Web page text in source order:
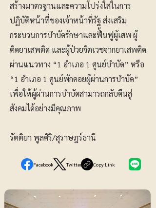
สร้างมาตรฐานและความโปร่งใสในการ
ปฏิบัติหน้าที่ของเจ้าหน้าที่รัฐ ส่งเสริม
กระบวนการบำบัดรักษาและฟื้นฟูผู้เสพ ผู้
ติดยาเสพติด และผู้ป่วยจิตเวชจากยาเสพติด
ผ่านแนวทาง “1 อำเภอ 1 ศูนย์บำบัด” หรือ
“1 อำเภอ 1 ศูนย์พักคอยผู้ผ่านการบำบัด”
เพื่อให้ผู้ผ่านการบำบัดสามารถกลับคืนสู่
สังคมได้อย่างมีคุณภาพ
รัตติยา พูลศิริ/สุราษฎร์ธานี
Facebook Twitter Copy Link